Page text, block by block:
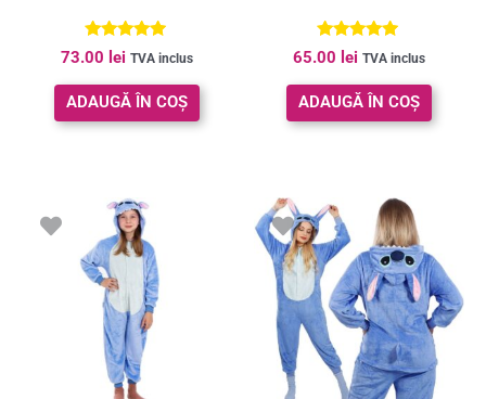
Evaluat la
5.00
din 5
73.00 lei TVA inclus
ADAUGĂ ÎN COȘ
Evaluat la
5.00
din 5
65.00 lei TVA inclus
ADAUGĂ ÎN COȘ